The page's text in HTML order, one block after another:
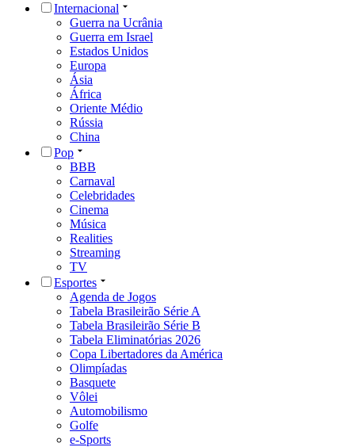
Internacional
Guerra na Ucrânia
Guerra em Israel
Estados Unidos
Europa
Ásia
África
Oriente Médio
Rússia
China
Pop
BBB
Carnaval
Celebridades
Cinema
Música
Realities
Streaming
TV
Esportes
Agenda de Jogos
Tabela Brasileirão Série A
Tabela Brasileirão Série B
Tabela Eliminatórias 2026
Copa Libertadores da América
Olimpíadas
Basquete
Vôlei
Automobilismo
Golfe
e-Sports